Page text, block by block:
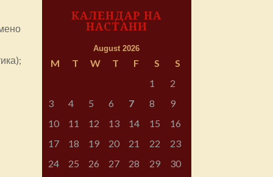
КАЛЕНДАР НА
НАСТАНИ
August 2026
M T W T F S
S
1
2
3
4 5 6 7 8
9
10
11 12 13 14 15
16
17
18 19 20 21 22
23
24
25 26 27 28 29
30